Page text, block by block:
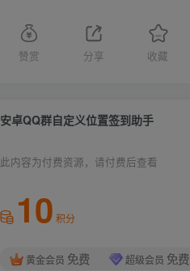
赞赏 分享 收藏
安卓QQ群自定义位置签到助手
此内容为付费资源，请付费后查看
10 积分
黄金会员 免费 超级会员 免费